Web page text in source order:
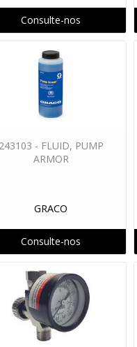
Consulte-nos
243103 - FLUID, PUMP
ARMOR
GRACO
Consulte-nos